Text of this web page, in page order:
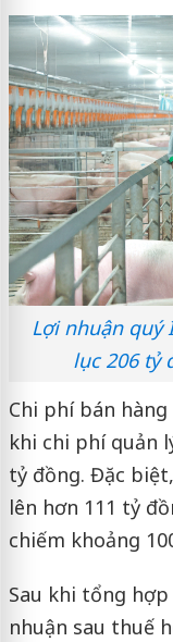
Lợi nhuận quý
lục 206 tỷ
Chi phí bán
khi chi phí quản
tỷ đồng. Đặc
lên hơn 111 tỷ
chiếm khoảng
Sau khi tổng
nhuận sau thuế